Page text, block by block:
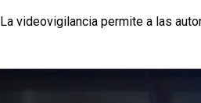
La videovigilancia permite a las